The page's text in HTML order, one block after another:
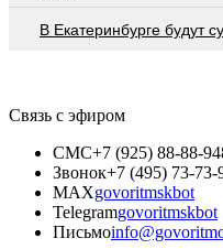
В Екатеринбурге будут
Связь с эфиром
СМС+7 (925) 88-88-
Звонок+7 (495) 73-73-
MAXgovoritmskbot
Telegramgovoritmskbot
Письмо